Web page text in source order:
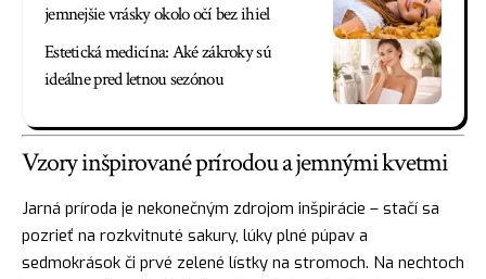
jemnejšie vrásky okolo očí bez ihiel
Estetická medicína: Aké zákroky sú
ideálne pred letnou sezónou
Vzory inšpirované prírodou a jemnými kvetmi
Jarná príroda je nekonečným zdrojom inšpirácie – stačí sa
pozrieť na rozkvitnuté sakury, lúky plné púpav a
sedmokrások či prvé zelené lístky na stromoch. Na nechtoch